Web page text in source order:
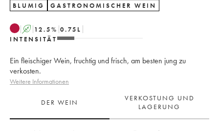
BLUMIG GASTRONOMISCHER WEIN
A 12.5% 0.75 L
INTENSITÄT
Ein fleischiger Wein, fruchtig und frisch, am besten jung zu
verkosten.
Weitere Informationen
DER WEIN
VERKOSTUNG UND
LAGERUNG